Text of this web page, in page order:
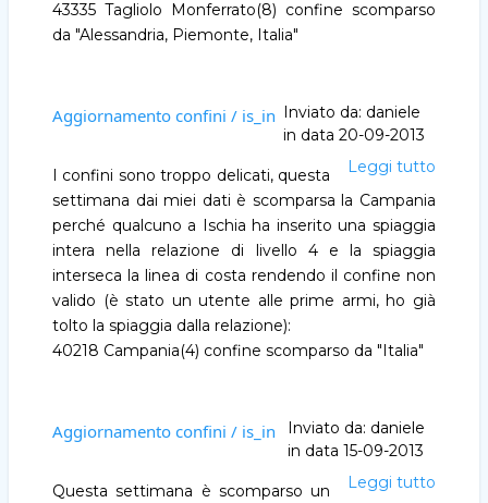
43335 Tagliolo Monferrato(8) confine scomparso
da "Alessandria, Piemonte, Italia"
Aggiornamento confini / is_in Inviato da: daniele
in data 20-09-2013
Leggi tutto
I confini sono troppo delicati, questa
settimana dai miei dati è scomparsa la Campania
perché qualcuno a Ischia ha inserito una spiaggia
intera nella relazione di livello 4 e la spiaggia
interseca la linea di costa rendendo il confine non
valido (è stato un utente alle prime armi, ho già
tolto la spiaggia dalla relazione):
40218 Campania(4) confine scomparso da "Italia"
Aggiornamento confini / is_in Inviato da: daniele
in data 15-09-2013
Leggi tutto
Questa settimana è scomparso un